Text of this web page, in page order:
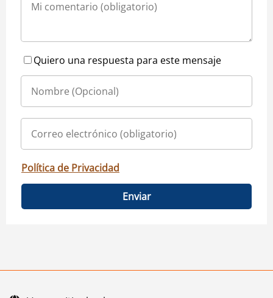
Quiero una respuesta para este mensaje
Política de Privacidad
Enviar